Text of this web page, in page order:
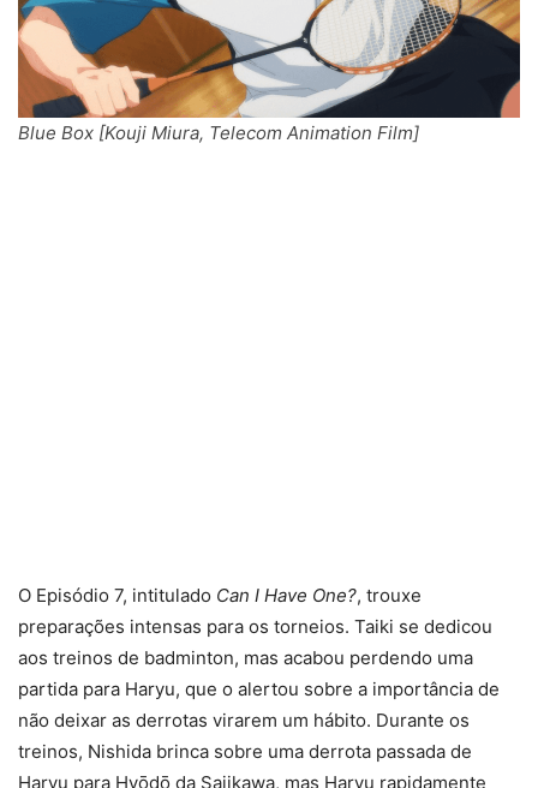
Blue Box [Kouji Miura, Telecom Animation Film]
O Episódio 7, intitulado Can I Have One?, trouxe
preparações intensas para os torneios. Taiki se dedicou
aos treinos de badminton, mas acabou perdendo uma
partida para Haryu, que o alertou sobre a importância de
não deixar as derrotas virarem um hábito. Durante os
treinos, Nishida brinca sobre uma derrota passada de
Haryu para Hyōdō da Sajikawa, mas Haryu rapidamente